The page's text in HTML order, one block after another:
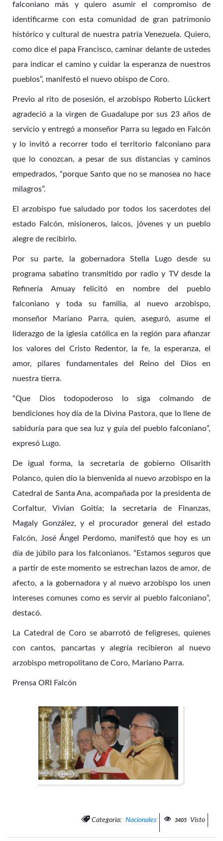
falconiano más y quiero asumir el compromiso de
identificarme con esta comunidad de gran patrimonio
histórico y cultural de nuestra patria Venezuela. Quiero,
como dice el papa Francisco, caminar delante de ustedes
para indicar el camino y cuidar la esperanza de nuestros
pueblos”, manifestó el nuevo obispo de Coro.
Previo al rito de posesión, el arzobispo Roberto Lückert
agradeció a la virgen de Guadalupe por sus 23 años de
servicio y entregó a monseñor Parra su legado en Falcón
y lo invitó a recorrer todo el territorio falconiano para
que lo conozcan, a pesar de sus distancias y caminos
empedrados, “porque Santo que no se manosea no hace
milagros”.
El arzobispo fue saludado por todos los sacerdotes del
estado Falcón, misioneros, laicos, jóvenes y un pueblo
alegre de recibirlo.
Por su parte, la gobernadora Stella Lugo desde su
programa sabatino transmitido por radio y TV desde la
Refinería Amuay felicitó en nombre del pueblo
falconiano y toda su familia, al nuevo arzobispo,
monseñor Mariano Parra, quien, aseguró, asume el
liderazgo de la iglesia católica en la región para afianzar
los valores del Cristo Redentor, la fe, la esperanza, el
amor, pilares fundamentales del Reino del Dios en
nuestra tierra.
“Que Dios todopoderoso lo siga colmando de
bendiciones hoy día de la Divina Pastora, que lo llene de
sabiduría para que sea luz y guía del pueblo falconiano”,
expresó Lugo.
De igual forma, la secretaria de gobierno Olisarith
Polanco, quien dio la bienvenida al nuevo arzobispo en la
Catedral de Santa Ana, acompañada por la presidenta de
Corfaltur, Vivian Goitía; la secretaria de Finanzas,
Magaly González, y el procurador general del estado
Falcón, José Ángel Perdomo, manifestó que hoy es un
día de júbilo para los falconianos. “Estamos seguros que
a partir de este momento se estrechan lazos de amor, de
afecto, a la gobernadora y al nuevo arzobispo los unen
intereses comunes como es servir al pueblo falconiano”,
destacó.
La Catedral de Coro se abarrotó de feligreses, quienes
con cantos, pancartas y alegría recibieron al nuevo
arzobispo metropolitano de Coro, Mariano Parra.
Prensa ORI Falcón
Categoria: Nacionales 3405 Visto